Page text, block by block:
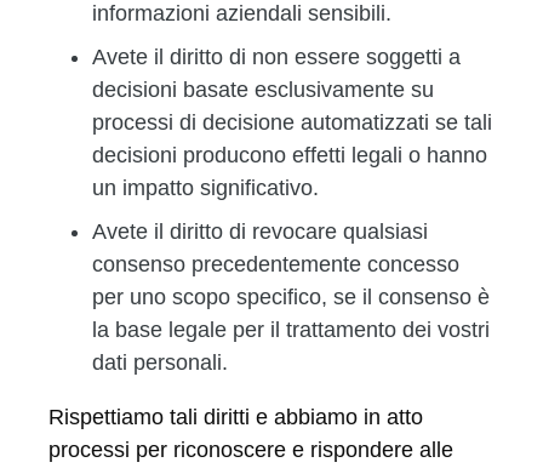
informazioni aziendali sensibili.
Avete il diritto di non essere soggetti a
decisioni basate esclusivamente su
processi di decisione automatizzati se tali
decisioni producono effetti legali o hanno
un impatto significativo.
Avete il diritto di revocare qualsiasi
consenso precedentemente concesso
per uno scopo specifico, se il consenso è
la base legale per il trattamento dei vostri
dati personali.
Rispettiamo tali diritti e abbiamo in atto
processi per riconoscere e rispondere alle